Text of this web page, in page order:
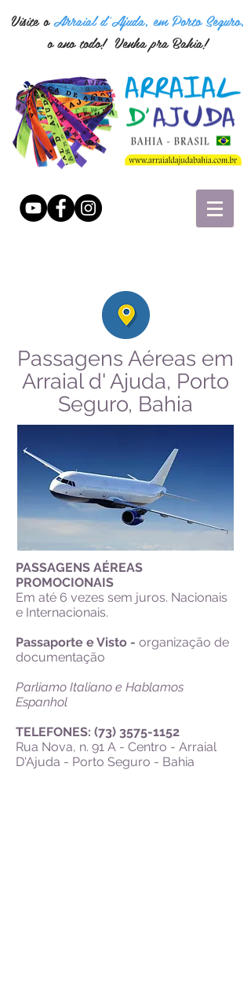
Visite oArraial d'Ajuda, em Porto Seguro,
o ano todo! Venha pra Bahia!
Passagens Aéreas em
Arraial d' Ajuda, Porto
Seguro, Bahia
PASSAGENS AÉREAS
PROMOCIONAIS
Em até 6 vezes sem juros. Nacionais
e Internacionais.
Passaporte e Visto - organização de
documentação
Parliamo Italiano e Hablamos
Espanhol
TELEFONES: (73) 3575-1152
Rua Nova, n. 91 A - Centro - Arraial
D'Ajuda - Porto Seguro - Bahia